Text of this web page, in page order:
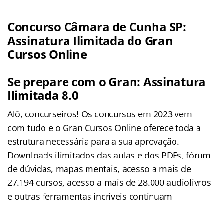
Concurso Câmara de Cunha SP:
Assinatura Ilimitada do Gran
Cursos Online
Se prepare com o Gran: Assinatura
Ilimitada 8.0
Alô, concurseiros! Os concursos em 2023 vem
com tudo e o Gran Cursos Online oferece toda a
estrutura necessária para a sua aprovação.
Downloads ilimitados das aulas e dos PDFs, fórum
de dúvidas, mapas mentais, acesso a mais de
27.194 cursos, acesso a mais de 28.000 audiolivros
e outras ferramentas incríveis continuam